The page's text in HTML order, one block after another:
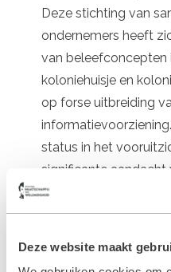
Deze website maakt
Deze stichting van
ondernemers heeft
van beleefconcepten
koloniehuisje en
op forse uitbreiding
status in het
significante aandacht
voorzitter Bob
toekomstige